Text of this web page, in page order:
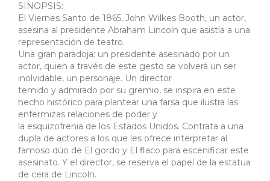
SINOPSIS:
El Viernes Santo de 1865, John Wilkes Booth, un actor,
asesina al presidente Abraham Lincoln que asistía a una
representación de teatro.
Una gran paradoja: un presidente asesinado por un
actor, quien a través de este gesto se volverá un ser
inolvidable, un personaje. Un director
temido y admirado por su gremio, se inspira en este
hecho histórico para plantear una farsa que ilustra las
enfermizas relaciones de poder y
la esquizofrenia de los Estados Unidos. Contrata a una
dupla de actores a los que les ofrece interpretar al
famoso dúo de El gordo y El flaco para escenificar este
asesinato. Y el director, se reserva el papel de la estatua
de cera de Lincoln.